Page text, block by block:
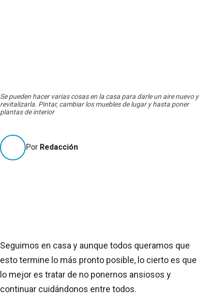
Se pueden hacer varias cosas en la casa para darle un aire nuevo y
revitalizarla. Pintar, cambiar los muebles de lugar y hasta poner
plantas de interior
Por Redacción
Seguimos en casa y aunque todos queramos que
esto termine lo más pronto posible, lo cierto es que
lo mejor es tratar de no ponernos ansiosos y
continuar cuidándonos entre todos.